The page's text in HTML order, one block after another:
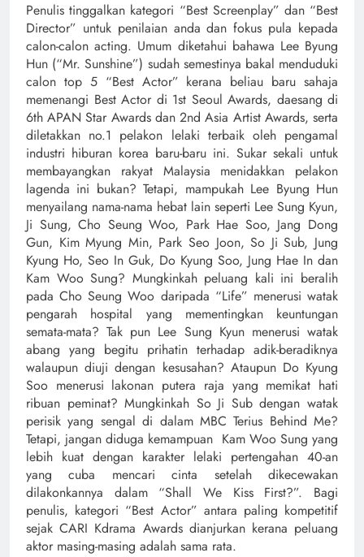
Penulis tinggalkan kategori “Best Screenplay” dan “Best
Director” untuk penilaian anda dan fokus pula kepada
calon-calon acting. Umum diketahui bahawa Lee Byung
Hun (“Mr. Sunshine”) sudah semestinya bakal menduduki
calon top 5 “Best Actor” kerana beliau baru sahaja
memenangi Best Actor di 1st Seoul Awards, daesang di
6th APAN Star Awards dan 2nd Asia Artist Awards, serta
diletakkan no.1 pelakon lelaki terbaik oleh pengamal
industri hiburan korea baru-baru ini. Sukar sekali untuk
membayangkan rakyat Malaysia menidakkan pelakon
lagenda ini bukan? Tetapi, mampukah Lee Byung Hun
menyailang nama-nama hebat lain seperti Lee Sung Kyun,
Ji Sung, Cho Seung Woo, Park Hae Soo, Jang Dong
Gun, Kim Myung Min, Park Seo Joon, So Ji Sub, Jung
Kyung Ho, Seo In Guk, Do Kyung Soo, Jung Hae In dan
Kam Woo Sung? Mungkinkah peluang kali ini beralih
pada Cho Seung Woo daripada “Life” menerusi watak
pengarah hospital yang mementingkan keuntungan
semata-mata? Tak pun Lee Sung Kyun menerusi watak
abang yang begitu prihatin terhadap adik-beradiknya
walaupun diuji dengan kesusahan? Ataupun Do Kyung
Soo menerusi lakonan putera raja yang memikat hati
ribuan peminat? Mungkinkah So Ji Sub dengan watak
perisik yang sengal di dalam MBC Terius Behind Me?
Tetapi, jangan diduga kemampuan Kam Woo Sung yang
lebih kuat dengan karakter lelaki pertengahan 40-an
yang cuba mencari cinta setelah dikecewakan
dilakonkannya dalam “Shall We Kiss First?”. Bagi
penulis, kategori “Best Actor” antara paling kompetitif
sejak CARI Kdrama Awards dianjurkan kerana peluang
aktor masing-masing adalah sama rata.